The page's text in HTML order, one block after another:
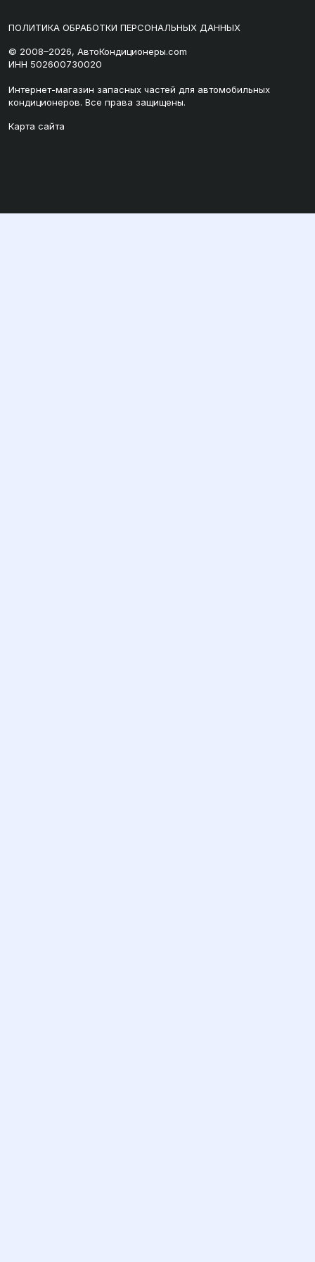
ПОЛИТИКА ОБРАБОТКИ ПЕРСОНАЛЬНЫХ ДАННЫХ
© 2008–2026, АвтоКондиционеры.com
ИНН 502600730020
Интернет-магазин запасных частей для автомобильных
кондиционеров. Все права защищены.
Карта сайта